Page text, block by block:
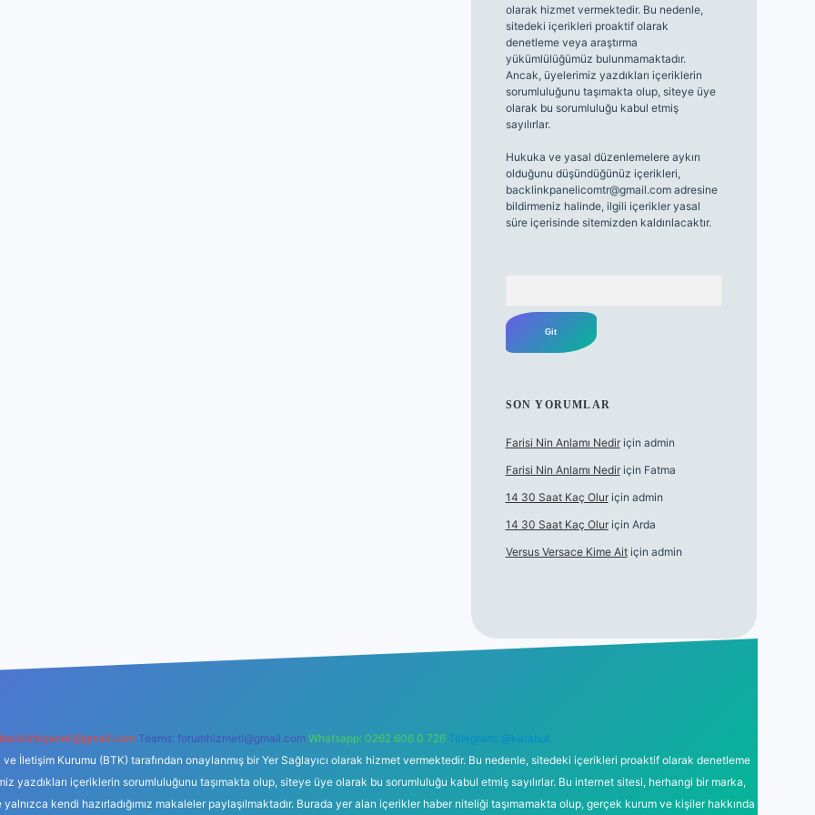
olarak hizmet vermektedir. Bu nedenle,
sitedeki içerikleri proaktif olarak
denetleme veya araştırma
yükümlülüğümüz bulunmamaktadır.
Ancak, üyelerimiz yazdıkları içeriklerin
sorumluluğunu taşımakta olup, siteye üye
olarak bu sorumluluğu kabul etmiş
sayılırlar.
Hukuka ve yasal düzenlemelere aykırı
olduğunu düşündüğünüz içerikleri,
backlinkpanelicomtr@gmail.comadresine
bildirmeniz halinde, ilgili içerikler yasal
süre içerisinde sitemizden kaldırılacaktır.
SON YORUMLAR
Farisi Nin Anlamı Nediriçin admin
Farisi Nin Anlamı Nediriçin Fatma
14 30 Saat Kaç Oluriçin admin
14 30 Saat Kaç Oluriçin Arda
Versus Versace Kime Aitiçin admin
Teams: forumhizmeti@gmail.com Whatsapp: 0262 606 0 726 Telegram: @karabul
İletişim Kurumu (BTK) tarafından onaylanmış bir Yer Sağlayıcı olarak hizmet vermektedir. Bu nedenle, sitedeki içerikleri proaktif olarak denetleme
yazdıkları içeriklerin sorumluluğunu taşımakta olup, siteye üye olarak bu sorumluluğu kabul etmiş sayılırlar. Bu internet sitesi, herhangi bir marka,
kendi hazırladığımız makaleler paylaşılmaktadır. Burada yer alan içerikler haber niteliği taşımamakta olup, gerçek kurum ve kişiler hakkında